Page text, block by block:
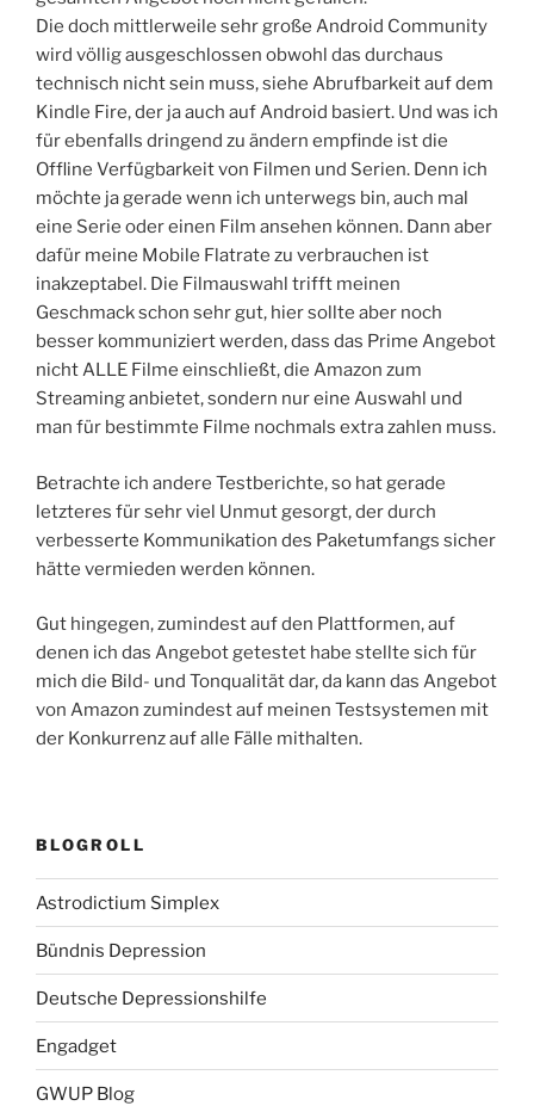
Die doch mittlerweile sehr große Android Community
wird völlig ausgeschlossen obwohl das durchaus
technisch nicht sein muss, siehe Abrufbarkeit auf dem
Kindle Fire, der ja auch auf Android basiert. Und was ich
für ebenfalls dringend zu ändern empfinde ist die
Offline Verfügbarkeit von Filmen und Serien. Denn ich
möchte ja gerade wenn ich unterwegs bin, auch mal
eine Serie oder einen Film ansehen können. Dann aber
dafür meine Mobile Flatrate zu verbrauchen ist
inakzeptabel. Die Filmauswahl trifft meinen
Geschmack schon sehr gut, hier sollte aber noch
besser kommuniziert werden, dass das Prime Angebot
nicht ALLE Filme einschließt, die Amazon zum
Streaming anbietet, sondern nur eine Auswahl und
man für bestimmte Filme nochmals extra zahlen muss.
Betrachte ich andere Testberichte, so hat gerade
letzteres für sehr viel Unmut gesorgt, der durch
verbesserte Kommunikation des Paketumfangs sicher
hätte vermieden werden können.
Gut hingegen, zumindest auf den Plattformen, auf
denen ich das Angebot getestet habe stellte sich für
mich die Bild- und Tonqualität dar, da kann das Angebot
von Amazon zumindest auf meinen Testsystemen mit
der Konkurrenz auf alle Fälle mithalten.
BLOGROLL
Astrodictium Simplex
Bündnis Depression
Deutsche Depressionshilfe
Engadget
GWUP Blog